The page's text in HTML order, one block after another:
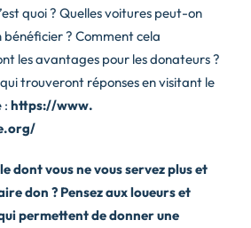
quoi ? Quelles voitures peut-on
? Comment cela
les avantages pour les donateurs ?
trouveront réponses en visitant le
: https://www.
dont vous ne vous servez plus et
don ? Pensez aux loueurs et
permettent de donner une